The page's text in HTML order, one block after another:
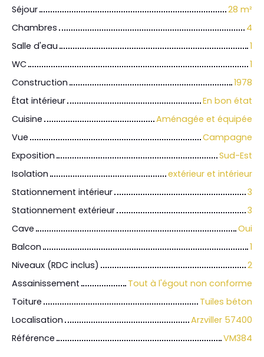
Séjour
28 m²
Chambres
4
Salle d'eau
1
WC
1
Construction
1978
État intérieur
En bon état
Cuisine
Aménagée et équipée
Vue
Campagne
Exposition
Sud-Est
Isolation
extérieur et intérieur
Stationnement intérieur
3
Stationnement extérieur
3
Cave
Oui
Balcon
1
Niveaux (RDC inclus)
2
Assainissement
Tout à l'égout non conforme
Toiture
Tuiles béton
Localisation
Arzviller 57400
Référence
VM384